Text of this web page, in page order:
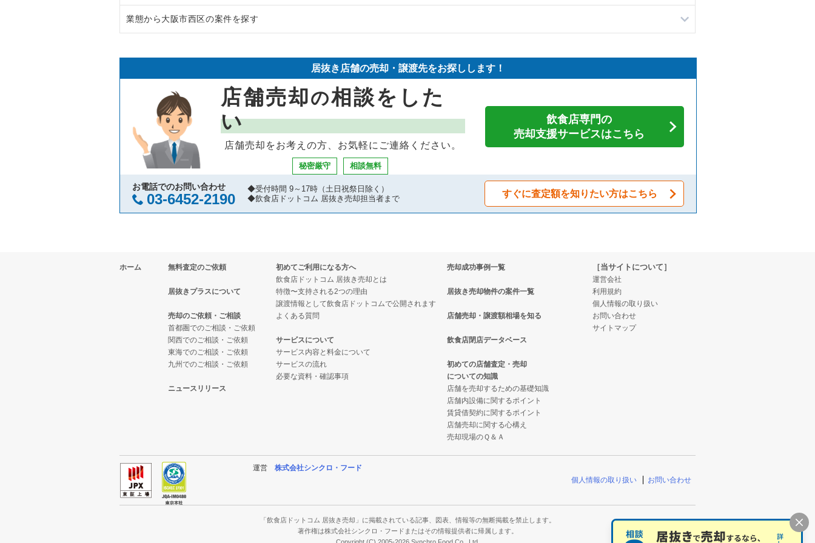
大阪市中央区の飲食店の居抜き売却物件の案件一覧
堺市北区の飲食店の居抜き売却物件の案件一覧
堺市中区の飲食店の居抜き売却物件の案件一覧
大阪市西区の飲食店の居抜き売却物件の案件一覧
茨木市の飲食店の居抜き売却物件の案件一覧
大阪市福島区の飲食店の居抜き売却物件の案件一覧
豊中市の飲食店の居抜き売却物件の案件一覧
大阪市阿倍野区の飲食店の居抜き売却物件の案件一覧
東大阪市の飲食店の居抜き売却物件の案件一覧
吹田市の飲食店の居抜き売却物件の案件一覧
大阪市西成区の飲食店の居抜き売却物件の案件一覧
堺市堺区の飲食店の居抜き売却物件の案件一覧
寝屋川市の飲食店の居抜き売却物件の案件一覧
大阪市天王寺区の飲食店の居抜き売却物件の案件一覧
高石市の飲食店の居抜き売却物件の案件一覧
大阪府のラーメンの居抜き売却物件の案件一覧
大阪府のイタリア料理の居抜き売却物件の案件一覧
大阪府の中華の居抜き売却物件の案件一覧
大阪府のそば・うどんの居抜き売却物件の案件一覧
大阪府の寿司の居抜き売却物件の案件一覧
大阪府の焼肉の居抜き売却物件の案件一覧
大阪府の鉄板焼き・お好み焼の居抜き売却物件の案件一覧
大阪府のカフェの居抜き売却物件の案件一覧
大阪府のテイクアウトの居抜き売却物件の案件一覧
大阪府のお弁当・惣菜・デリの居抜き売却物件の案件一覧
大阪府のカラオケ・パブ・スナックの居抜き売却物件の案件一覧
大阪府のバーの居抜き売却物件の案件一覧
大阪府の洋食の居抜き売却物件の案件一覧
大阪府のその他の居抜き売却物件の案件一覧
業態から大阪市西区の案件を探す
大阪市西区のイタリア料理の居抜き売却物件の案件一覧
大阪市西区の中華の居抜き売却物件の案件一覧
大阪市西区の焼肉の居抜き売却物件の案件一覧
大阪市西区の鉄板焼き・お好み焼の居抜き売却物件の案件一覧
大阪市西区のアジア料理の居抜き売却物件の案件一覧
大阪市西区のカフェの居抜き売却物件の案件一覧
大阪市西区の居酒屋・ダイニングバーの居抜き売却物件の案件一覧
大阪市西区の和食の居抜き売却物件の案件一覧
大阪市西区の洋食の居抜き売却物件の案件一覧
大阪市西区のその他の居抜き売却物件の案件一覧
居抜き店舗の売却・譲渡先をお探しします！
店舗売却の相談をした
い
店舗売却をお考えの方、お気軽にご連絡ください。
秘密厳守 相談無料
飲食店専門の
売却支援サービスはこちら
お電話でのお問い合わせ
03-6452-2190
◆受付時間 9～17時（土日祝祭日除く）
◆飲食店ドットコム 居抜き売却担当者まで
すぐに査定額を知りたい方はこちら
ホーム 無料査定のご依頼
居抜きプラスについて
売却のご依頼・ご相談
首都圏でのご相談・ご依頼
関西でのご相談・ご依頼
東海でのご相談・ご依頼
九州でのご相談・ご依頼
ニュースリリース
初めてご利用になる方へ
飲食店ドットコム 居抜き売却とは
特徴〜支持される2つの理由
譲渡情報として飲食店ドットコムで公開されます
よくある質問
サービスについて
サービス内容と料金について
サービスの流れ
必要な資料・確認事項
売却成功事例一覧
居抜き売却物件の案件一覧
店舗売却・譲渡額相場を知る
飲食店閉店データベース
初めての店舗査定・売却
についての知識
店舗を売却するための基礎知識
店舗内設備に関するポイント
賃貸借契約に関するポイント
店舗売却に関する心構え
売却現場のＱ＆Ａ
［当サイトについて］
運営会社
利用規約
個人情報の取り扱い
お問い合わせ
サイトマップ
運営 株式会社シンクロ・フード
個人情報の取り扱い
お問い合わせ
「飲食店ドットコム 居抜き売却」に掲載されている記事、図表、情報等の無断掲載を禁止します。
著作権は株式会社シンクロ・フードまたはその情報提供者に帰属します。